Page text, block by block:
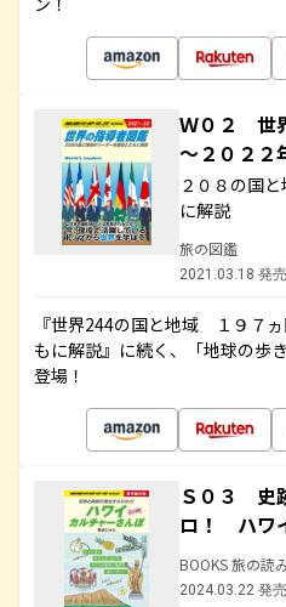
Ｗ０２ 世
～２０２２
２０８の国
に解説
旅の図鑑
2021.03.18 発売
『世界244の国と地域 １９７
もに解説』に続く、「地球の歩
登場！
Ｓ０３ 史
ロ！ ハワ
BOOKS 旅の読
2024.03.22 発売